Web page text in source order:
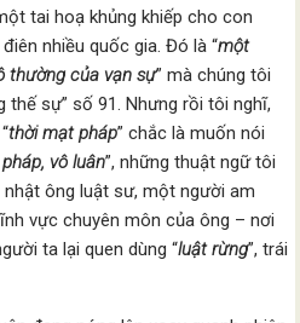
tai hoạ khủng khiếp cho con
nhiều quốc gia. Đó là “một
thường của vạn sự” mà chúng tôi
thế sự” số 91. Nhưng rồi tôi nghĩ,
thời mạt pháp” chắc là muốn nói
vô luân”, những thuật ngữ tôi
ông luật sư, một người am
vực chuyên môn của ông – nơi
ta lại quen dùng “luật rừng”, trái